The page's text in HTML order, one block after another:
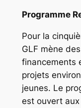
Programme
Pour la
GLF mène
financements
projets
jeunes. Le
est ouvert